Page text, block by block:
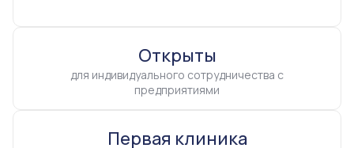
Открыты
для индивидуального сотрудничества с
предприятиями
Первая клиника